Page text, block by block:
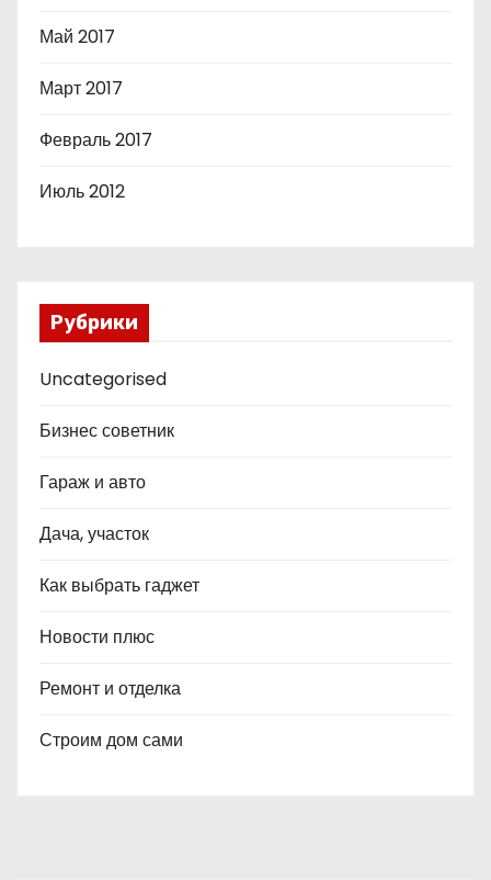
Май 2017
Март 2017
Февраль 2017
Июль 2012
Рубрики
Uncategorised
Бизнес советник
Гараж и авто
Дача, участок
Как выбрать гаджет
Новости плюс
Ремонт и отделка
Строим дом сами